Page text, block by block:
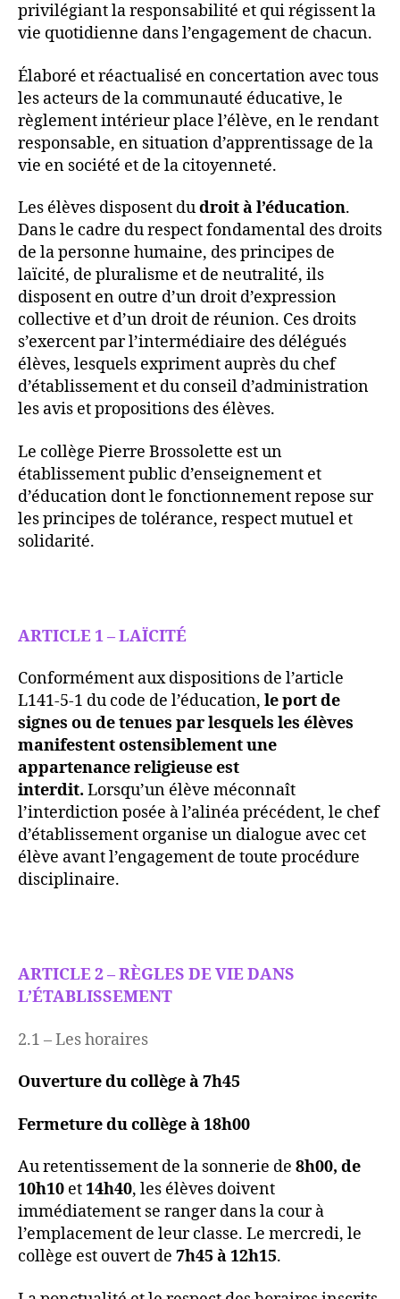
privilégiant la responsabilité et qui régissent la
vie quotidienne dans l’engagement de chacun.
Élaboré et réactualisé en concertation avec tous
les acteurs de la communauté éducative, le
règlement intérieur place l’élève, en le rendant
responsable, en situation d’apprentissage de la
vie en société et de la citoyenneté.
Les élèves disposent dudroit à l’éducation.
Dans le cadre du respect fondamental des droits
de la personne humaine, des principes de
laïcité, de pluralisme et de neutralité, ils
disposent en outre d’un droit d’expression
collective et d’un droit de réunion. Ces droits
s’exercent par l’intermédiaire des délégués
élèves, lesquels expriment auprès du chef
d’établissement et du conseil d’administration
les avis et propositions des élèves.
Le collège Pierre Brossolette est un
établissement public d’enseignement et
d’éducation dont le fonctionnement repose sur
les principes de tolérance, respect mutuel et
solidarité.
ARTICLE 1 – LAÏCITÉ
Conformément aux dispositions de l’article
L141-5-1 du code de l’éducation, le port de
signes ou de tenues par lesquels les élèves
manifestent ostensiblement une
appartenance religieuse est
interdit. Lorsqu’un élève méconnaît
l’interdiction posée à l’alinéa précédent, le chef
d’établissement organise un dialogue avec cet
élève avant l’engagement de toute procédure
disciplinaire.
ARTICLE 2 – RÈGLES DE VIE DANS
L’ÉTABLISSEMENT
2.1 – Les horaires
Ouverture du collège à 7h45
Fermeture du collège à 18h00
Au retentissement de la sonnerie de 8h00, de
10h10 et14h40, les élèves doivent
immédiatement se ranger dans la cour à
l’emplacement de leur classe. Le mercredi, le
collège est ouvert de 7h45 à 12h15.